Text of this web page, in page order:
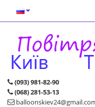
(093) 981-82-90
(068) 281-53-13